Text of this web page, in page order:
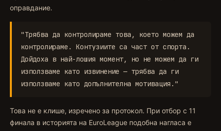
оправдание.
"Трябва да контролираме това, което можем да
контролираме. Контузиите са част от спорта.
Дойдоха в най-лошия момент, но не можем да ги
използваме като извинение — трябва да ги
използваме като допълнителна мотивация."
Това не е клише, изречено за протокол. При отбор с 11
финала в историята на EuroLeague подобна нагласа е